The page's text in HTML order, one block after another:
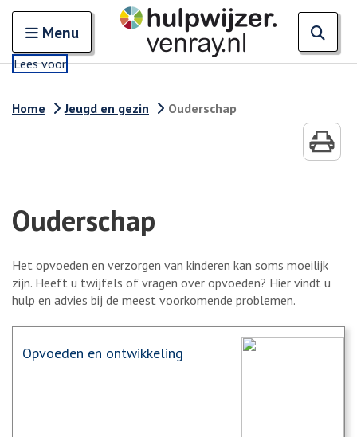
Open en sluit het
Menu
. Externe link
Lees voor
Home Jeugd en gezin Ouderschap
Ouderschap
Het opvoeden en verzorgen van kinderen kan soms moeilijk
zijn. Heeft u twijfels of vragen over opvoeden? Hier vindt u
hulp en advies bij de meest voorkomende problemen.
Opvoeden en ontwikkeling